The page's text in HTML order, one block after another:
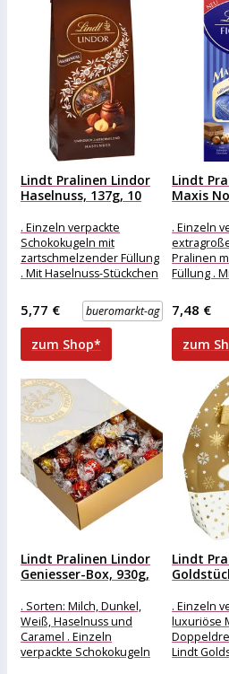
Lindt Pralinen Lindor
Haselnuss, 137g, 10
. Einzeln verpackte
Schokokugeln mit
zartschmelzender Füllung
. Mit Haselnuss-Stückchen
Schokolade Merkmale:
Verpackung: einzeln
verpackt Eigenschaft: ohne
Alkohol
bueromarkt-ag
5,77 €
zum Shop*
Lindt
Maxis
. Einzeln
Pralinen
Füllung .
feiner
Merkmale:
einzeln
7,48 €
zum
Lindt Pralinen Lindor
Geniesser-Box, 930g,
. Sorten: Milch, Dunkel,
Weiß, Haselnuss und
Caramel . Einzeln
verpackte Schokokugeln
Lindt
. Einzeln
luxuriöse
Lindt